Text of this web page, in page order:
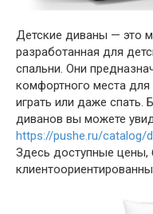
Детские диваны — это
разработанная для
спальни. Они
комфортного места для
играть или даже спать.
диванов вы можете
https://pushe.ru/catalog/
Здесь доступные цены,